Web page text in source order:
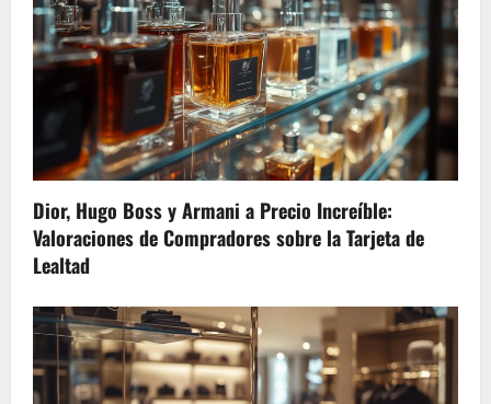
Dior, Hugo Boss y Armani a Precio Increíble:
Valoraciones de Compradores sobre la Tarjeta de
Lealtad